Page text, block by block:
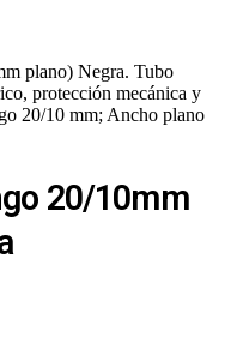
plano) Negra. Tubo
protección mecánica y
20/10 mm; Ancho plano
20/10mm